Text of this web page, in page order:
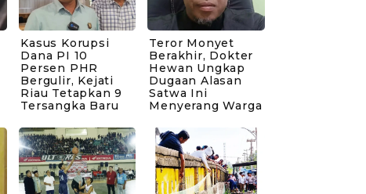
Kasus Korupsi
Dana PI 10
Persen PHR
Bergulir, Kejati
Riau Tetapkan 9
Tersangka Baru
Teror Monyet
Berakhir, Dokter
Hewan Ungkap
Dugaan Alasan
Satwa Ini
Menyerang Warga